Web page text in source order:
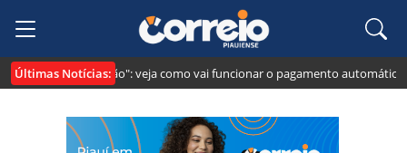
Últimas Notícias:
cria o "Pix Pensão": veja como vai funcionar o pagamento automático da